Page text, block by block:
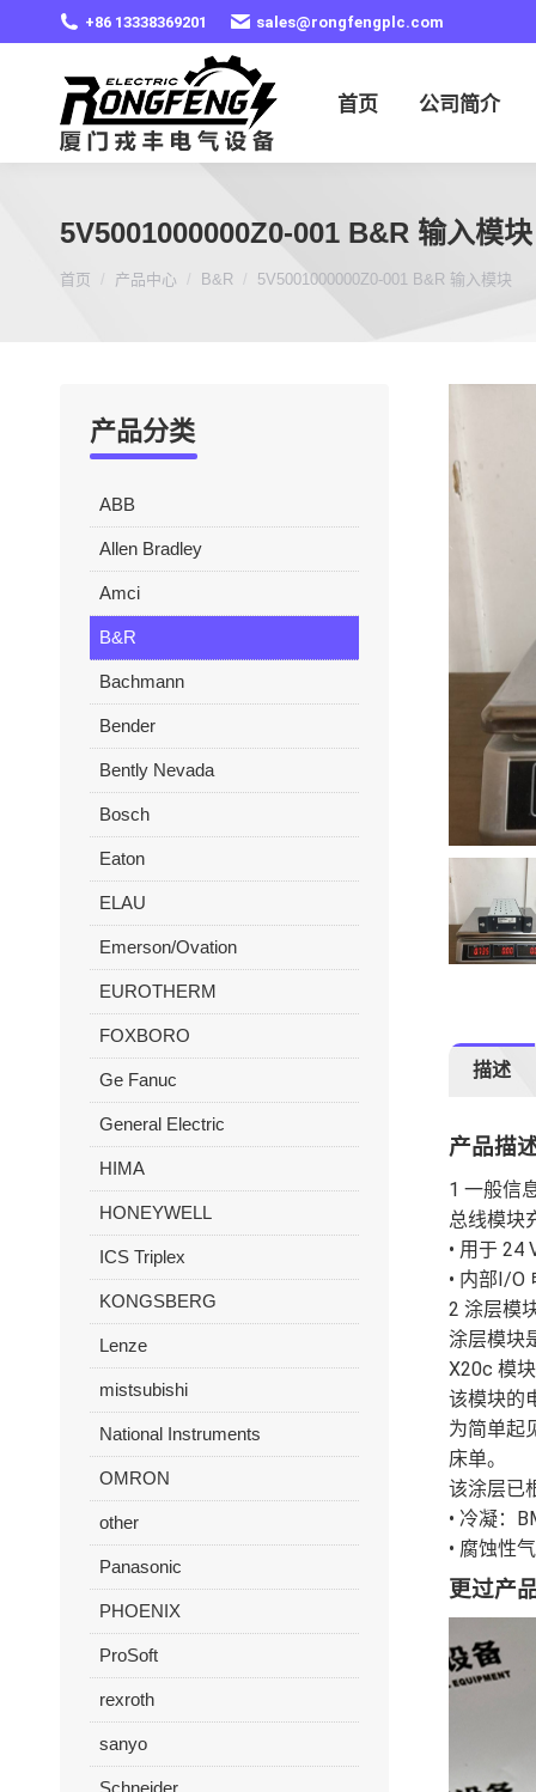
+86 13338369201 sales@rongfengplc.com
首页 公司简介
5V5001000000Z0-001 B&R 输入模块
您在这里：
首页 产品中心 B&R 5V5001000000Z0-001 B&R 输入模块
描述
产品描
1 一般信
总线模块
• 用于 24
• 内部I/O
2 涂层模
涂层模块
X20c 模
该模块的
为简单起
床单。
该涂层已
• 冷凝：
• 腐蚀性
更过产
产品分类
ABB
Allen Bradley
Amci
B&R
Bachmann
Bender
Bently Nevada
Bosch
Eaton
ELAU
Emerson/Ovation
EUROTHERM
FOXBORO
Ge Fanuc
General Electric
HIMA
HONEYWELL
ICS Triplex
KONGSBERG
Lenze
mistsubishi
National Instruments
OMRON
other
Panasonic
PHOENIX
ProSoft
rexroth
sanyo
Schneider